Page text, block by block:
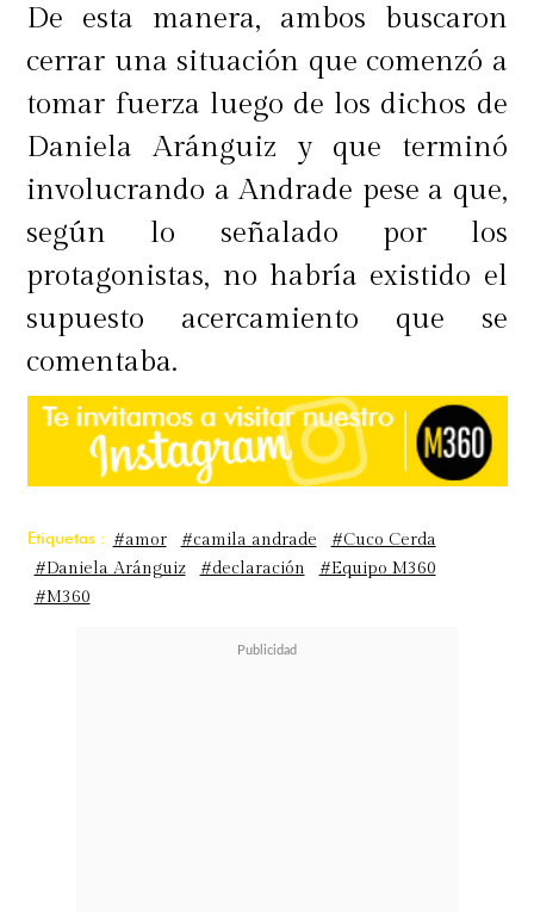
De esta manera, ambos buscaron
cerrar una situación que comenzó a
tomar fuerza luego de los dichos de
Daniela Aránguiz y que terminó
involucrando a Andrade pese a que,
según lo señalado por los
protagonistas, no habría existido el
supuesto acercamiento que se
comentaba.
Etiquetas : #amor #camila andrade
#Cuco Cerda
#Daniela Aránguiz
#declaración
#Equipo M360
#M360